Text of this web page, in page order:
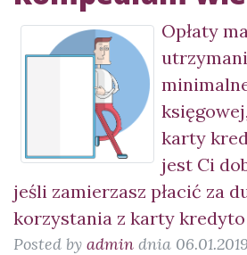
Opłaty
karty
jest Ci
jeśli zamierzasz płacić za
korzystania z karty kredyto
Posted by admin dnia 06.01.2019